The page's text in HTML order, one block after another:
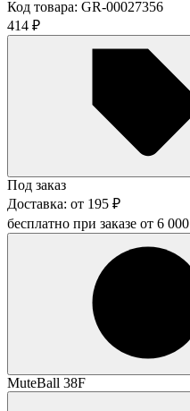
Код товара: GR-00027356
414 ₽
Под заказ
Доставка: от 195 ₽
бесплатно при заказе от 6 000
MuteBall 38F